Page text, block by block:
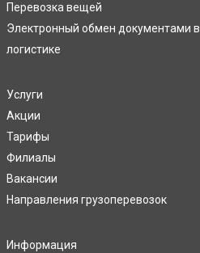
Перевозка вещей
Электронный обмен документами в
логистике
Услуги
Акции
Тарифы
Филиалы
Вакансии
Направления грузоперевозок
Информация